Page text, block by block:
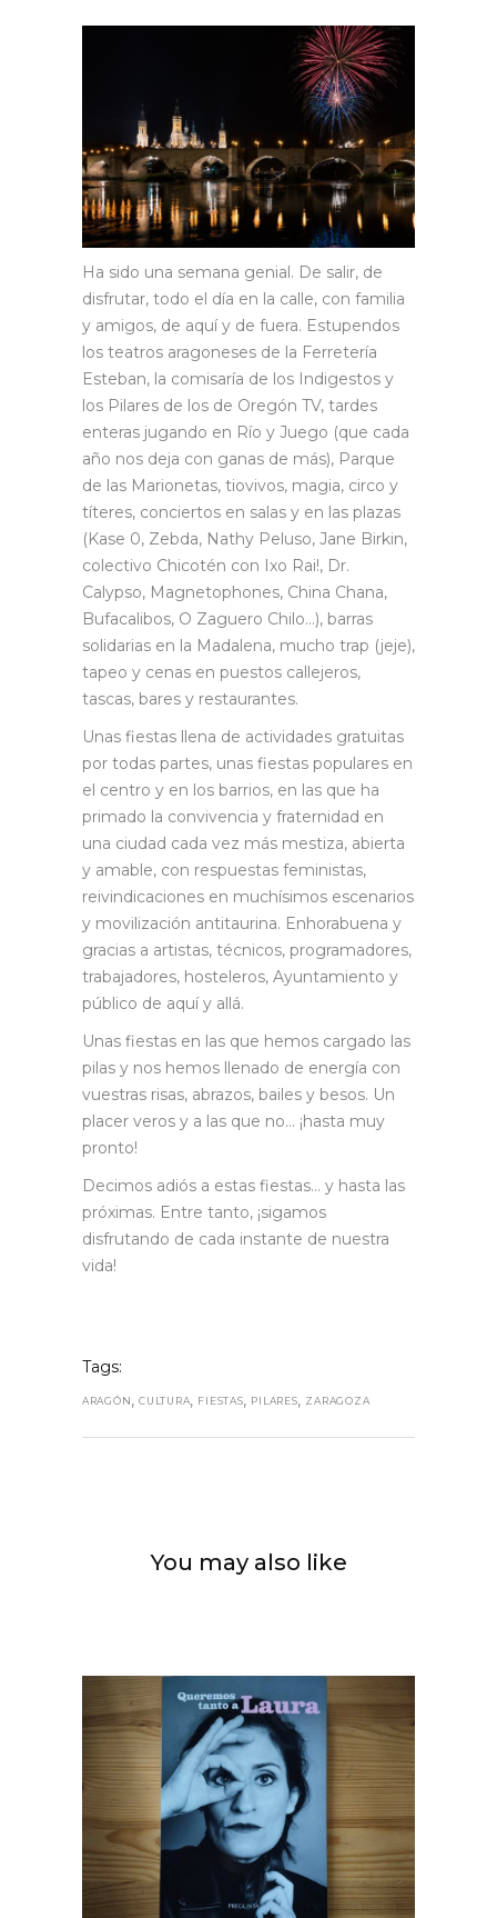
Ha sido una semana genial. De salir, de
disfrutar, todo el día en la calle, con familia
y amigos, de aquí y de fuera. Estupendos
los teatros aragoneses de la Ferretería
Esteban, la comisaría de los Indigestos y
los Pilares de los de Oregón TV, tardes
enteras jugando en Río y Juego (que cada
año nos deja con ganas de más), Parque
de las Marionetas, tiovivos, magia, circo y
títeres, conciertos en salas y en las plazas
(Kase 0, Zebda, Nathy Peluso, Jane Birkin,
colectivo Chicotén con Ixo Rai!, Dr.
Calypso, Magnetophones, China Chana,
Bufacalibos, O Zaguero Chilo…), barras
solidarias en la Madalena, mucho trap (jeje),
tapeo y cenas en puestos callejeros,
tascas, bares y restaurantes.
Unas fiestas llena de actividades gratuitas
por todas partes, unas fiestas populares en
el centro y en los barrios, en las que ha
primado la convivencia y fraternidad en
una ciudad cada vez más mestiza, abierta
y amable, con respuestas feministas,
reivindicaciones en muchísimos escenarios
y movilización antitaurina. Enhorabuena y
gracias a artistas, técnicos, programadores,
trabajadores, hosteleros, Ayuntamiento y
público de aquí y allá.
Unas fiestas en las que hemos cargado las
pilas y nos hemos llenado de energía con
vuestras risas, abrazos, bailes y besos. Un
placer veros y a las que no… ¡hasta muy
pronto!
Decimos adiós a estas fiestas… y hasta las
próximas. Entre tanto, ¡sigamos
disfrutando de cada instante de nuestra
vida!
Tags:
ARAGÓN,CULTURA, FIESTAS, PILARES, ZARAGOZA
You may also like